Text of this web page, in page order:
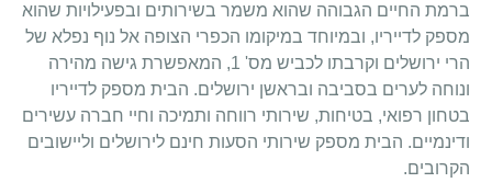
ברמת החיים הגבוהה שהוא משמר בשירותים ובפעילויות שהוא
מספק לדייריו, ובמיוחד במיקומו הכפרי הצופה אל נוף נפלא של
הרי ירושלים וקרבתו לכביש מס' 1, המאפשרת גישה מהירה
ונוחה לערים בסביבה ובראשן ירושלים. הבית מספק לדייריו
בטחון רפואי, בטיחות, שירותי רווחה ותמיכה וחיי חברה עשירים
ודינמיים. הבית מספק שירותי הסעות חינם לירושלים וליישובים
הקרובים.